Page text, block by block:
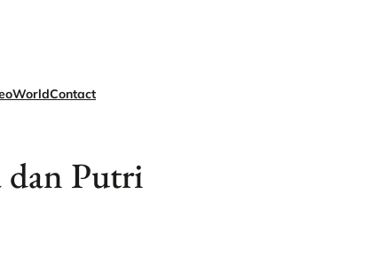
WorldContact
dan Putri